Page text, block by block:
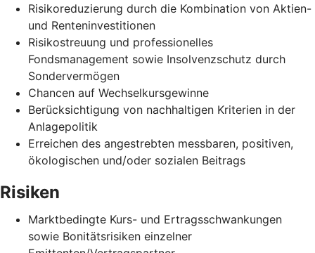
Risikoreduzierung durch die Kombination von Aktien-
und Renteninvestitionen
Risikostreuung und professionelles
Fondsmanagement sowie Insolvenzschutz durch
Sondervermögen
Chancen auf Wechselkursgewinne
Berücksichtigung von nachhaltigen Kriterien in der
Anlagepolitik
Erreichen des angestrebten messbaren, positiven,
ökologischen und/oder sozialen Beitrags
Risiken
Marktbedingte Kurs- und Ertragsschwankungen
sowie Bonitätsrisiken einzelner